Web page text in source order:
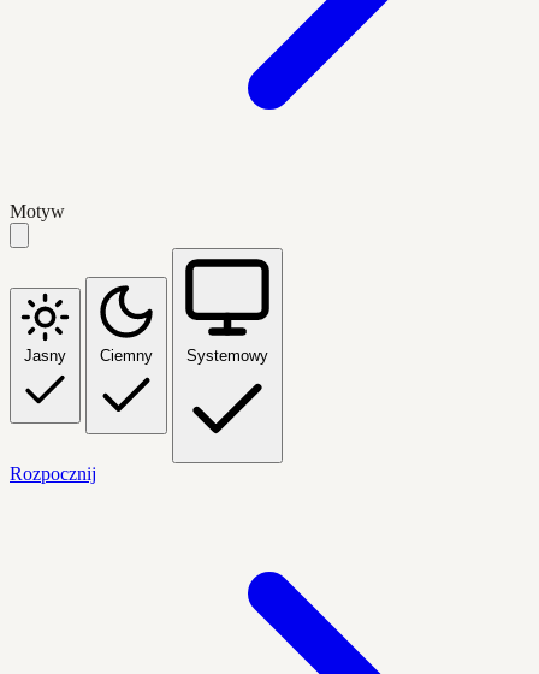
Motyw
Jasny Ciemny Systemowy
Rozpocznij